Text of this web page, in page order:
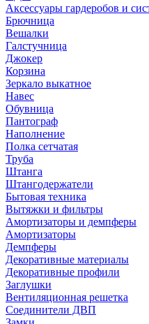
Аксессуары гардеробов и
Брючница
Вешалки
Галстучница
Джокер
Корзина
Зеркало выкатное
Навес
Обувница
Пантограф
Наполнение
Полка сетчатая
Труба
Штанга
Штангодержатели
Бытовая техника
Вытяжки и фильтры
Амортизаторы и демпферы
Амортизаторы
Демпферы
Декоративные материалы
Декоративные профили
Заглушки
Вентиляционная решетка
Соединители ДВП